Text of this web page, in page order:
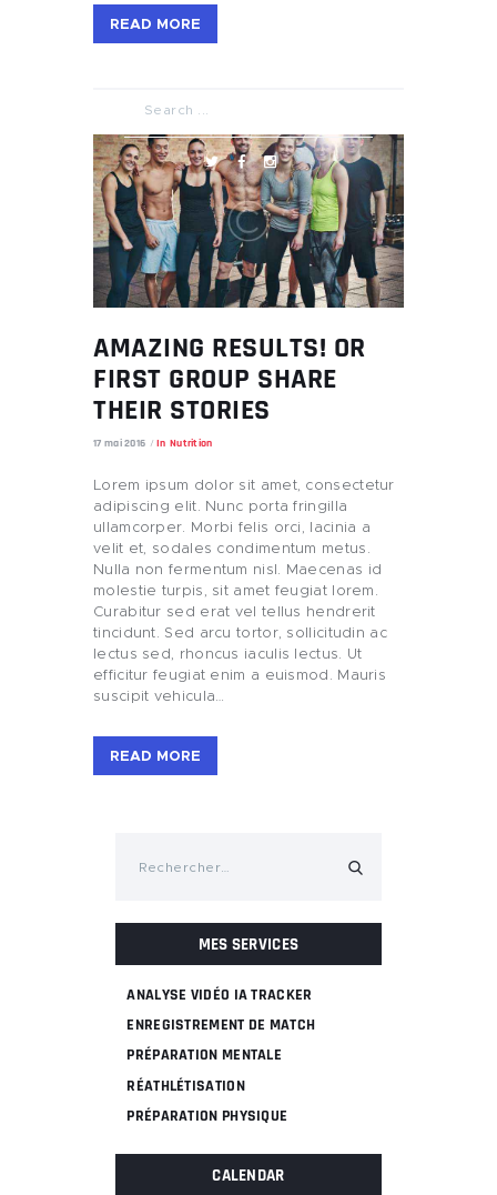
READ MORE
AMAZING RESULTS! OR
FIRST GROUP SHARE
THEIR STORIES
17 mai 2016 In Nutrition
Lorem ipsum dolor sit amet, consectetur
adipiscing elit. Nunc porta fringilla
ullamcorper. Morbi felis orci, lacinia a
velit et, sodales condimentum metus.
Nulla non fermentum nisl. Maecenas id
molestie turpis, sit amet feugiat lorem.
Curabitur sed erat vel tellus hendrerit
tincidunt. Sed arcu tortor, sollicitudin ac
lectus sed, rhoncus iaculis lectus. Ut
efficitur feugiat enim a euismod. Mauris
suscipit vehicula…
READ MORE
MES SERVICES
ANALYSE VIDÉO IA TRACKER
ENREGISTREMENT DE MATCH
PRÉPARATION MENTALE
RÉATHLÉTISATION
PRÉPARATION PHYSIQUE
CALENDAR